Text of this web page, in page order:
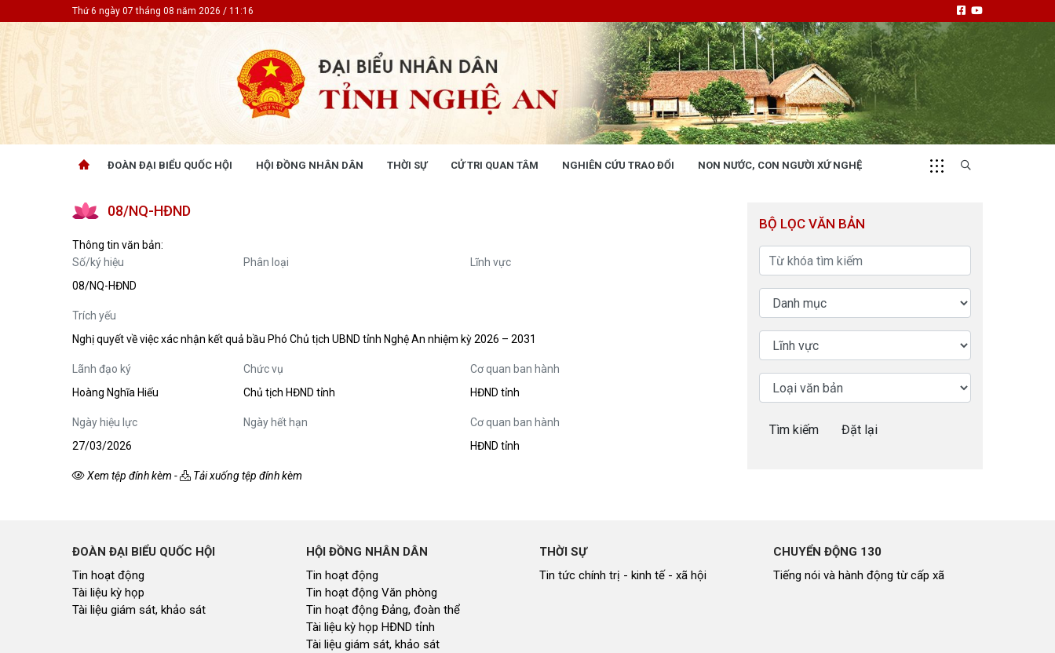
Thứ 6 ngày 07 tháng 08 năm 2026 / 11:16
ĐOÀN ĐẠI BIỂU QUỐC HỘI HỘI ĐỒNG NHÂN DÂN THỜI SỰ CỬ TRI QUAN TÂM NGHIÊN CỨU TRAO ĐỔI NON NƯỚC, CON NGƯỜI XỨ NGHỆ
Tin hoạt động
Tài liệu giám sát, khảo sát
Tiếng nói và hành động từ cấp xã
CỬ TRI QUAN TÂM
Kiến nghị của cử tri với HĐND tỉnh
Thông báo chuyển đơn
Chủ trương, chính sách mới
GÓP Ý XÂY DỰNG CHÍNH SÁCH,
PHÁP LUẬT
Góp ý xây dựng Chính Sách, Pháp Luật
NHỊP CẦU ĐẦU TƯ
Nhịp cầu đầu tư
NGHIÊN CỨU - TRAO ĐỔI
Nghiên cứu - trao đổi
giải pháp phát triển
CUỘC SỐNG THƯỜNG NGÀY
Cuộc sống thường ngày
QUẢNG BÁ THƯƠNG HIỆU
Quảng bá thương hiệu
08/NQ-HĐND
Thông tin văn bản:
Số/ký hiệu
08/NQ-HĐND
Phân loại Lĩnh vực
Trích yếu
Nghị quyết về việc xác nhận kết quả bầu Phó Chủ tịch UBND tỉnh Nghệ An nhiệm kỳ 2026 – 2031
Lãnh đạo ký
Hoàng Nghĩa Hiếu
Chức vụ
Chủ tịch HĐND tỉnh
Cơ quan ban hành
HĐND tỉnh
Ngày hiệu lực
27/03/2026
Ngày hết hạn
Cơ quan ban hành
HĐND tỉnh
Xem tệp đính kèm - Tải xuống tệp đính kèm
BỘ LỌC VĂN BẢN
Tìm kiếm Đặt lại
ĐOÀN ĐẠI BIỂU QUỐC HỘI
Tin hoạt động
Tài liệu kỳ họp
Tài liệu giám sát, khảo sát
HỘI ĐỒNG NHÂN DÂN
Tin hoạt động
Tin hoạt động Văn phòng
Tin hoạt động Đảng, đoàn thể
Tài liệu kỳ họp HĐND tỉnh
Tài liệu giám sát, khảo sát
THỜI SỰ
Tin tức chính trị - kinh tế - xã hội
CHUYỂN ĐỘNG 130
Tiếng nói và hành động từ cấp xã